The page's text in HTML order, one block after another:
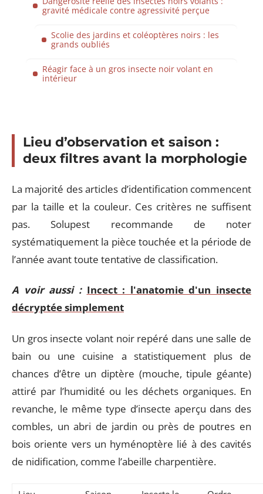
gravité médicale contre agressivité perçue
Scolie des jardins et coléoptères noirs : les
grands oubliés
Réagir face à un gros insecte noir volant en
intérieur
Lieu d’observation et saison :
deux filtres avant la morphologie
La majorité des articles d’identification commencent
par la taille et la couleur. Ces critères ne suffisent
pas. Solupest recommande de noter
systématiquement la pièce touchée et la période de
l’année avant toute tentative de classification.
A voir aussi : Incect : l'anatomie d'un insecte
décryptée simplement
Un gros insecte volant noir repéré dans une salle de
bain ou une cuisine a statistiquement plus de
chances d’être un diptère (mouche, tipule géante)
attiré par l’humidité ou les déchets organiques. En
revanche, le même type d’insecte aperçu dans des
combles, un abri de jardin ou près de poutres en
bois oriente vers un hyménoptère lié à des cavités
de nidification, comme l’abeille charpentière.